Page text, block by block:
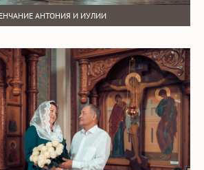
АНТОНИЯ И ИУЛИИ